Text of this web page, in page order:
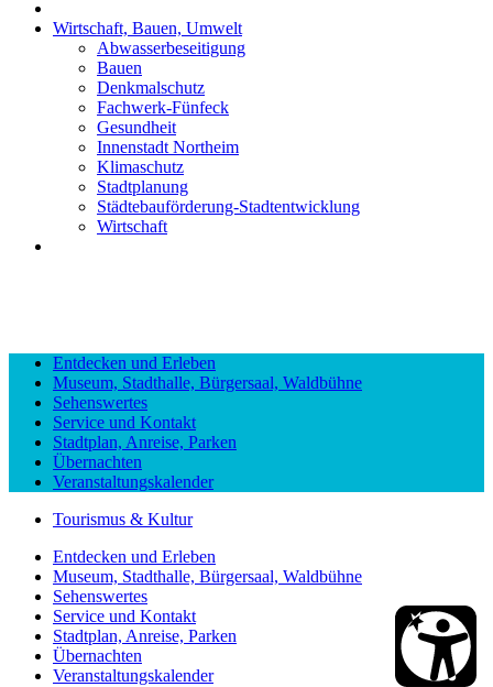
Wirtschaft, Bauen, Umwelt
Abwasserbeseitigung
Bauen
Denkmalschutz
Fachwerk-Fünfeck
Gesundheit
Innenstadt Northeim
Klimaschutz
Stadtplanung
Städtebauförderung-Stadtentwicklung
Wirtschaft
Entdecken und Erleben
Museum, Stadthalle, Bürgersaal, Waldbühne
Sehenswertes
Service und Kontakt
Stadtplan, Anreise, Parken
Übernachten
Veranstaltungskalender
Tourismus & Kultur
Entdecken und Erleben
Museum, Stadthalle, Bürgersaal, Waldbühne
Sehenswertes
Service und Kontakt
Stadtplan, Anreise, Parken
Übernachten
Veranstaltungskalender